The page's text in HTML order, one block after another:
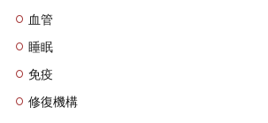
血管
睡眠
免疫
修復機構